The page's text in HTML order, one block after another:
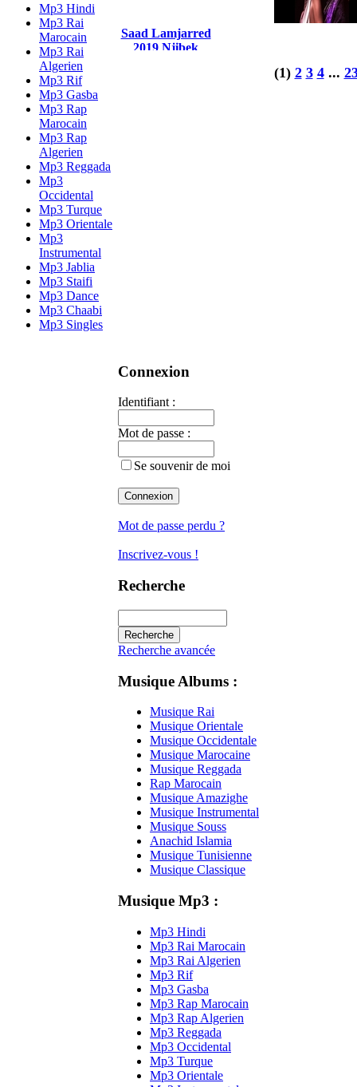
Mp3 Hindi
Mp3 Rai
Marocain
Mp3 Rai
Algerien
Mp3 Rif
Mp3 Gasba
Mp3 Rap
Marocain
Mp3 Rap
Algerien
Mp3 Reggada
Mp3
Occidental
Mp3 Turque
Mp3 Orientale
Mp3
Instrumental
Mp3 Jablia
Mp3 Staifi
Mp3 Dance
Mp3 Chaabi
Mp3 Singles
Saad Lamjarred
2019 Njibek
(1) 2 3 4...
Connexion
Identifiant :
Mot de passe :
Se souvenir de moi
Mot de passe perdu ?
Inscrivez-vous !
Recherche
Recherche avancée
Musique Albums :
Musique Rai
Musique Orientale
Musique Occidentale
Musique Marocaine
Musique Reggada
Rap Marocain
Musique Amazighe
Musique Instrumental
Musique Souss
Anachid Islamia
Musique Tunisienne
Musique Classique
Musique Mp3 :
Mp3 Hindi
Mp3 Rai Marocain
Mp3 Rai Algerien
Mp3 Rif
Mp3 Gasba
Mp3 Rap Marocain
Mp3 Rap Algerien
Mp3 Reggada
Mp3 Occidental
Mp3 Turque
Mp3 Orientale